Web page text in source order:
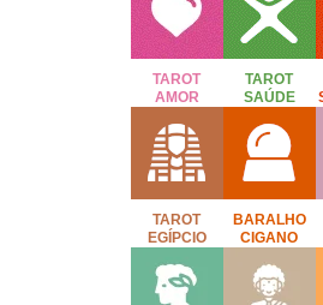
TAROT
AMOR
TAROT
SAÚDE
TAROT
EGÍPCIO
BARALHO
CIGANO